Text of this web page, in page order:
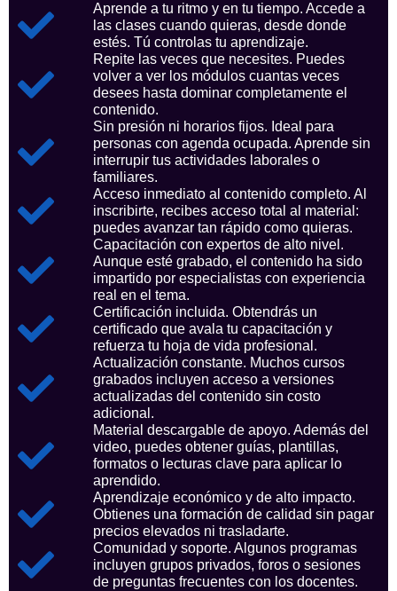
Aprende a tu ritmo y en tu tiempo. Accede a
las clases cuando quieras, desde donde
estés. Tú controlas tu aprendizaje.
Repite las veces que necesites. Puedes
volver a ver los módulos cuantas veces
desees hasta dominar completamente el
contenido.
Sin presión ni horarios fijos. Ideal para
personas con agenda ocupada. Aprende sin
interrupir tus actividades laborales o
familiares.
Acceso inmediato al contenido completo. Al
inscribirte, recibes acceso total al material:
puedes avanzar tan rápido como quieras.
Capacitación con expertos de alto nivel.
Aunque esté grabado, el contenido ha sido
impartido por especialistas con experiencia
real en el tema.
Certificación incluida. Obtendrás un
certificado que avala tu capacitación y
refuerza tu hoja de vida profesional.
Actualización constante. Muchos cursos
grabados incluyen acceso a versiones
actualizadas del contenido sin costo
adicional.
Material descargable de apoyo. Además del
video, puedes obtener guías, plantillas,
formatos o lecturas clave para aplicar lo
aprendido.
Aprendizaje económico y de alto impacto.
Obtienes una formación de calidad sin pagar
precios elevados ni trasladarte.
Comunidad y soporte. Algunos programas
incluyen grupos privados, foros o sesiones
de preguntas frecuentes con los docentes.